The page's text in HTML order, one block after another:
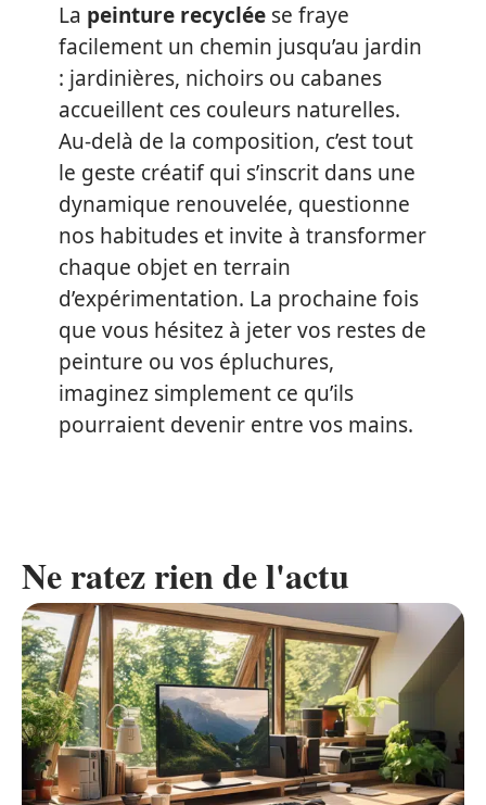
La peinture recyclée se fraye
facilement un chemin jusqu’au jardin
: jardinières, nichoirs ou cabanes
accueillent ces couleurs naturelles.
Au-delà de la composition, c’est tout
le geste créatif qui s’inscrit dans une
dynamique renouvelée, questionne
nos habitudes et invite à transformer
chaque objet en terrain
d’expérimentation. La prochaine fois
que vous hésitez à jeter vos restes de
peinture ou vos épluchures,
imaginez simplement ce qu’ils
pourraient devenir entre vos mains.
Ne ratez rien de l'actu